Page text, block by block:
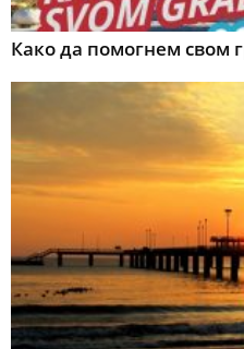
Како да помогнем свом